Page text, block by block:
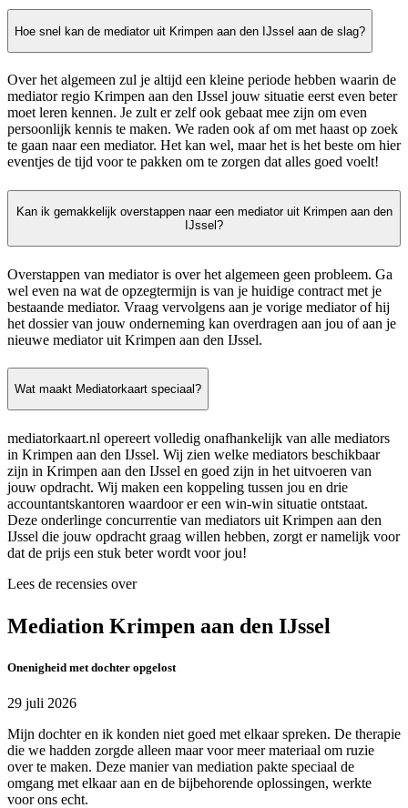
Hoe snel kan de mediator uit Krimpen aan den IJssel aan de slag?
Over het algemeen zul je altijd een kleine periode hebben waarin de
mediator regio Krimpen aan den IJssel jouw situatie eerst even beter
moet leren kennen. Je zult er zelf ook gebaat mee zijn om even
persoonlijk kennis te maken. We raden ook af om met haast op zoek
te gaan naar een mediator. Het kan wel, maar het is het beste om hier
eventjes de tijd voor te pakken om te zorgen dat alles goed voelt!
Kan ik gemakkelijk overstappen naar een mediator uit Krimpen aan den
IJssel?
Overstappen van mediator is over het algemeen geen probleem. Ga
wel even na wat de opzegtermijn is van je huidige contract met je
bestaande mediator. Vraag vervolgens aan je vorige mediator of hij
het dossier van jouw onderneming kan overdragen aan jou of aan je
nieuwe mediator uit Krimpen aan den IJssel.
Wat maakt Mediatorkaart speciaal?
mediatorkaart.nl opereert volledig onafhankelijk van alle mediators
in Krimpen aan den IJssel. Wij zien welke mediators beschikbaar
zijn in Krimpen aan den IJssel en goed zijn in het uitvoeren van
jouw opdracht. Wij maken een koppeling tussen jou en drie
accountantskantoren waardoor er een win-win situatie ontstaat.
Deze onderlinge concurrentie van mediators uit Krimpen aan den
IJssel die jouw opdracht graag willen hebben, zorgt er namelijk voor
dat de prijs een stuk beter wordt voor jou!
Lees de recensies over
Mediation Krimpen aan den IJssel
Onenigheid met dochter opgelost
29 juli 2026
Mijn dochter en ik konden niet goed met elkaar spreken. De therapie
die we hadden zorgde alleen maar voor meer materiaal om ruzie
over te maken. Deze manier van mediation pakte speciaal de
omgang met elkaar aan en de bijbehorende oplossingen, werkte
voor ons echt.